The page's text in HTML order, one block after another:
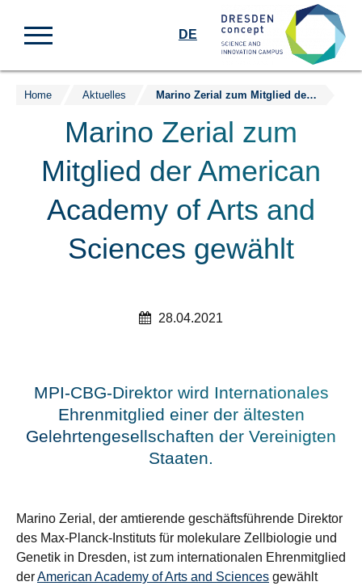
DE
Home Aktuelles Marino Zerial zum Mitglied der American Academy of Arts and Sciences gewählt
Marino Zerial zum
Mitglied der American
Academy of Arts and
Sciences gewählt
28.04.2021
MPI-CBG-Direktor wird Internationales
Ehrenmitglied einer der ältesten
Gelehrtengesellschaften der Vereinigten
Staaten.
Marino Zerial, der amtierende geschäftsführende Direktor
des Max-Planck-Instituts für molekulare Zellbiologie und
Genetik in Dresden, ist zum internationalen Ehrenmitglied
derAmerican Academy of Arts and Sciences gewählt